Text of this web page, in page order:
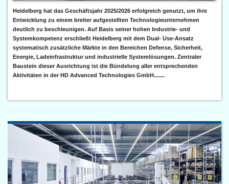
Heidelberg hat das Geschäftsjahr 2025/2026 erfolgreich genutzt, um ihre
Entwicklung zu einem breiter aufgestellten Technologieunternehmen
deutlich zu beschleunigen. Auf Basis seiner hohen Industrie- und
Systemkompetenz erschließt Heidelberg mit dem Dual- Use-Ansatz
systematisch zusätzliche Märkte in den Bereichen Defense, Sicherheit,
Energie, Ladeinfrastruktur und industrielle Systemlösungen. Zentraler
Baustein dieser Ausrichtung ist die Bündelung aller entsprechenden
Aktivitäten in der HD Advanced Technologies GmbH.......